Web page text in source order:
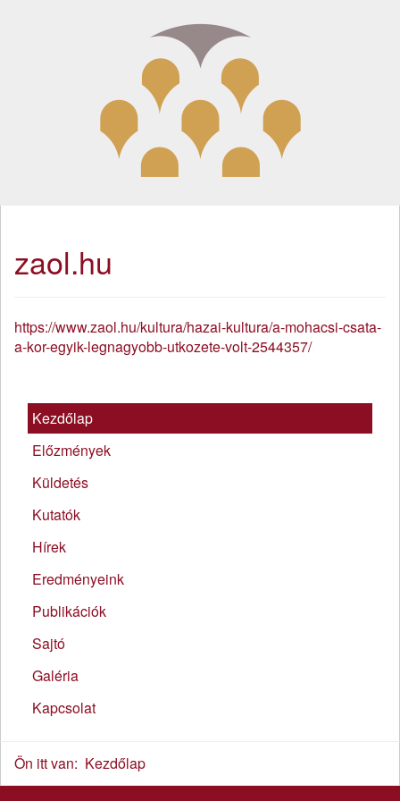
zaol.hu
https://www.zaol.hu/kultura/hazai-kultura/a-mohacsi-csata-
a-kor-egyik-legnagyobb-utkozete-volt-2544357/
Kezdőlap
Előzmények
Küldetés
Kutatók
Hírek
Eredményeink
Publikációk
Sajtó
Galéria
Kapcsolat
Ön itt van: Kezdőlap